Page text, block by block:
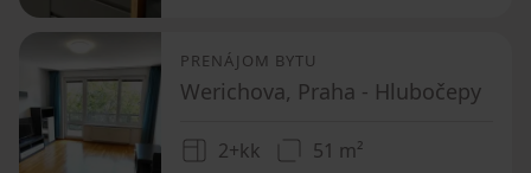
PRENÁJOM BYTU
Werichova, Praha - Hlubočepy
2+kk 51 m²